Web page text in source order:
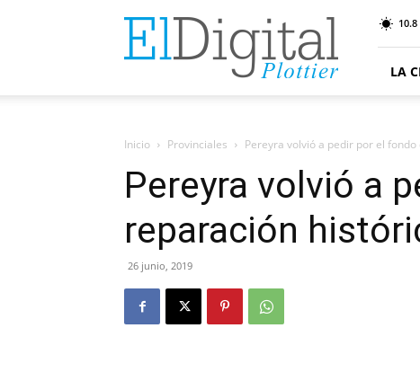
ElDigitalPlottier
10.8
LA
Inicio Provinciales Pereyra volvió a pedir por el
Pereyra volvió a
reparación
26 junio, 2019